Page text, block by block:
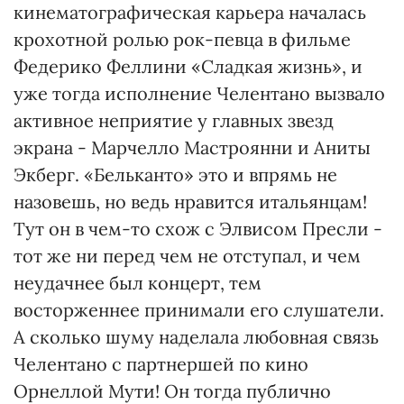
кинематографическая карьера началась
крохотной ролью рок-певца в фильме
Федерико Феллини «Сладкая жизнь», и
уже тогда исполнение Челентано вызвало
активное неприятие у главных звезд
экрана - Марчелло Мастроянни и Аниты
Экберг. «Бельканто» это и впрямь не
назовешь, но ведь нравится итальянцам!
Тут он в чем-то схож с Элвисом Пресли -
тот же ни перед чем не отступал, и чем
неудачнее был концерт, тем
восторженнее принимали его слушатели.
А сколько шуму наделала любовная связь
Челентано с партнершей по кино
Орнеллой Мути! Он тогда публично